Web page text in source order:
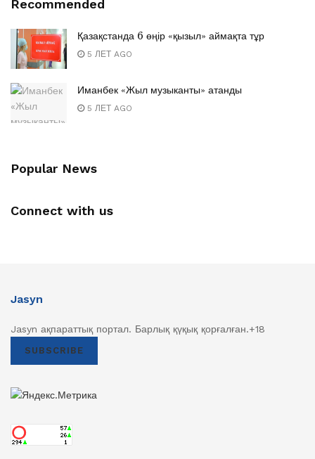
Recommended
Қазақстанда 6 өңір «қызыл» аймақта тұр
5 ЛЕТ AGO
Иманбек «Жыл музыканты» атанды
5 ЛЕТ AGO
Popular News
Connect with us
Jasyn
Jasyn ақпараттық портал. Барлық қүқық қорғалған.+18
SUBSCRIBE